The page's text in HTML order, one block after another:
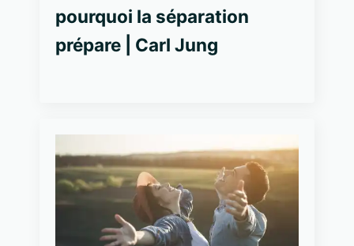
pourquoi la séparation
prépare | Carl Jung